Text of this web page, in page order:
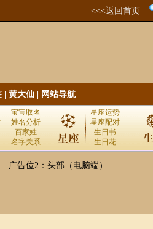
<<<返回首页
黄大仙 网站导航
宝宝取名
姓名分析
百家姓
名字关系
星座运势
星座配对
生日书
生日花
广告位2：头部（电脑端）